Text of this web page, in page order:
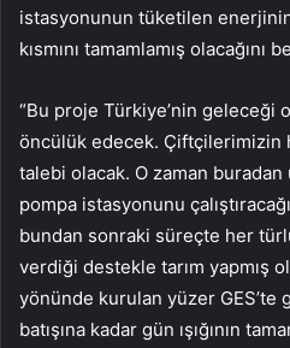
istasyonunun tüketilen
kısmını tamamlamış
“Bu proje Türkiye’nin geleceği
öncülük edecek. Çiftçilerimizin
talebi olacak. O zaman
pompa istasyonunu
bundan sonraki süreçte her
verdiği destekle tarım yapmış
yönünde kurulan yüzer GES’te
batışına kadar gün ışığının